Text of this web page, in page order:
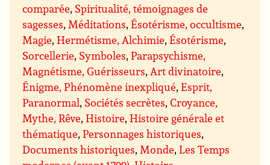
comparée, Spiritualité, témoignages de
sagesses, Méditations,Ésotérisme, occultisme,
Magie,Hermétisme, Alchimie,Ésotérisme,
Sorcellerie, Symboles,Parapsychisme,
Magnétisme, Guérisseurs, Art divinatoire,
Énigme, Phénomène inexpliqué,Esprit,
Paranormal, Sociétés secrètes,Croyance,
Mythe, Rêve,Histoire,Histoire générale et
thématique,Personnages historiques,
Documents historiques, Monde,Les Temps